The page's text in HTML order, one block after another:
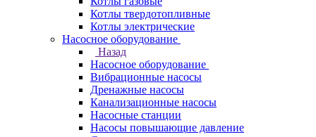
Котлы твердотопливные
Котлы электрические
Насосное оборудование
Назад
Насосное оборудование
Вибрационные насосы
Дренажные насосы
Канализационные насосы
Насосные станции
Насосы повышающие давление